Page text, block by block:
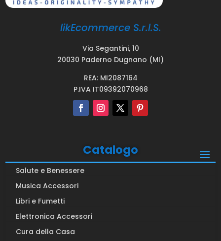
likEcommerce S.r.l.S.
Via Segantini, 10
20030 Paderno Dugnano (MI)
REA: MI2087164
P.IVA IT09392070968
Catalogo
Salute e Benessere
Musica Accessori
Libri e Fumetti
Elettronica Accessori
Cura della Casa